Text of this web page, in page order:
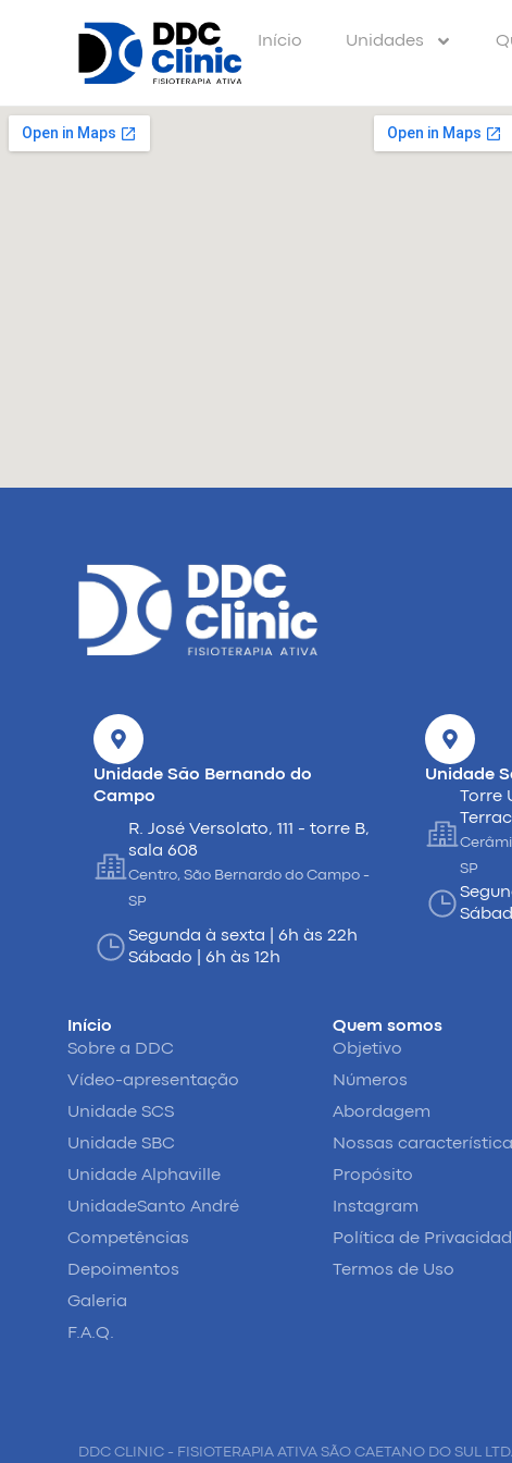
Início Unidades
Unidade São Bernando do
Campo
R. José Versolato, 111 - torre B,
sala 608
Centro, São Bernardo do Campo -
SP
Segunda à sexta | 6h às 22h
Sábado | 6h às 12h
Unidade
SP
Início
Sobre a DDC
Vídeo-apresentação
Unidade SCS
Unidade SBC
Unidade Alphaville
UnidadeSanto André
Competências
Depoimentos
Galeria
F.A.Q.
Quem somos
Objetivo
Números
Abordagem
Nossas
Propósito
Instagram
Política de
Termos de Uso
DDC CLINIC - FISIOTERAPIA ATIVA SÃO CAETANO DO SUL